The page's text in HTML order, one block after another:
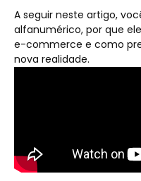
A seguir neste artigo,
alfanumérico, por que
e-commerce e como
nova realidade.